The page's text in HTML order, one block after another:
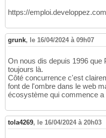
https://
grunk, le 16/04/2024 à 09h07
On nous dis depuis 1996 que
toujours là.
Côté concurrence c'est
font de l'ombre dans le web
écosystème qui commence
tola4269, le 16/04/2024 à 20h03